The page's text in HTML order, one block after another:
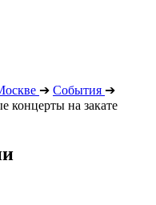
➔ События ➔
концерты на закате